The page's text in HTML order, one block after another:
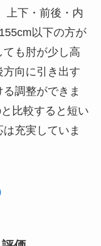
上下・前後・内
以下の方が
も肘が少し高
方向に引き出す
調整ができま
比較すると短い
充実していま